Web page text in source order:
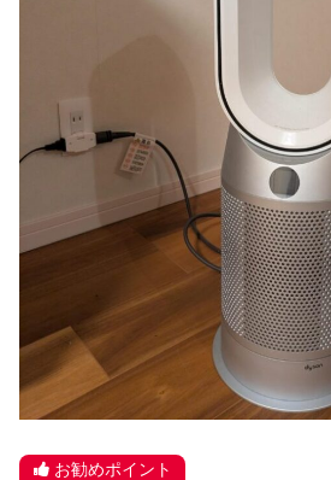
お勧めポイント